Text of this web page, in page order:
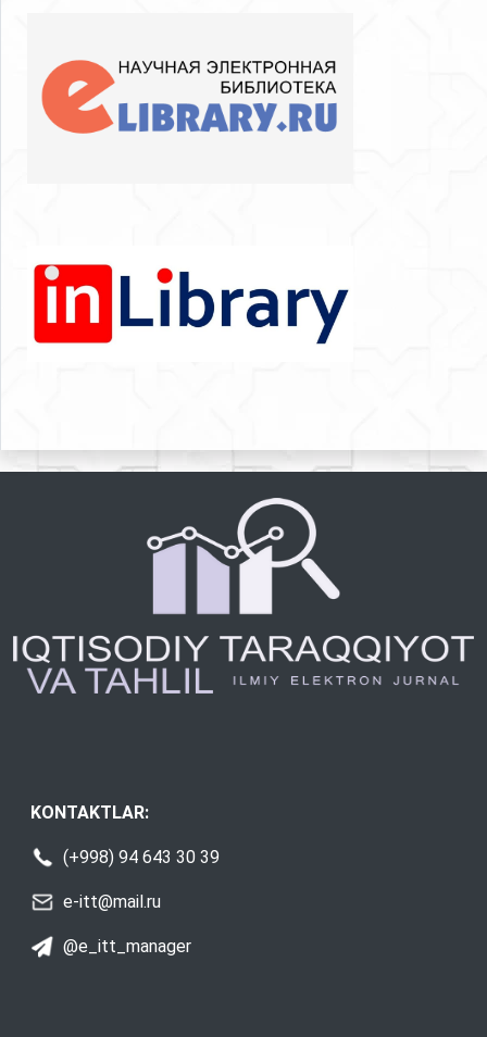
KONTAKTLAR:
(+998) 94 643 30 39
e-itt@mail.ru
@e_itt_manager